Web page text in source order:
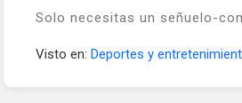
Solo necesitas un señuelo-
Visto en: Deportes y